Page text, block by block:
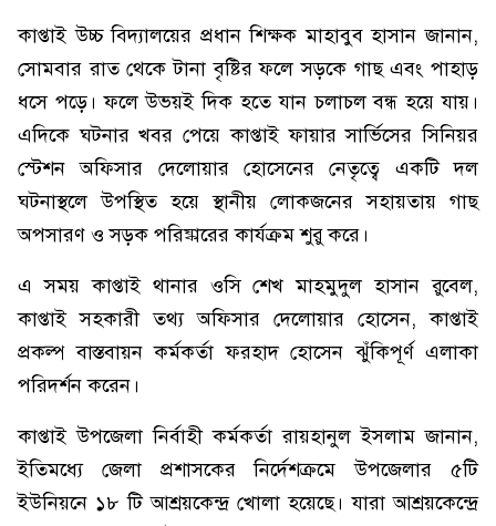
কাপ্তাই উচ্চ বিদ্যালয়ের প্রধান শিক্ষক মাহাবুব হাসান জানান,
সোমবার রাত থেকে টানা বৃষ্টির ফলে সড়কে গাছ এবং পাহাড়
ধসে পড়ে। ফলে উভয়ই দিক হতে যান চলাচল বন্ধ হয়ে যায়।
এদিকে ঘটনার খবর পেয়ে কাপ্তাই ফায়ার সার্ভিসের সিনিয়র
স্টেশন অফিসার দেলোয়ার হোসেনের নেতৃত্বে একটি দল
ঘটনাস্থলে উপস্থিত হয়ে স্থানীয় লোকজনের সহায়তায় গাছ
অপসারণ ও সড়ক পরিষ্কারের কার্যক্রম শুরু করে।
এ সময় কাপ্তাই থানার ওসি শেখ মাহমুদুল হাসান রুবেল,
কাপ্তাই সহকারী তথ্য অফিসার দেলোয়ার হোসেন, কাপ্তাই
প্রকল্প বাস্তবায়ন কর্মকর্তা ফরহাদ হোসেন ঝুঁকিপূর্ণ এলাকা
পরিদর্শন করেন।
কাপ্তাই উপজেলা নির্বাহী কর্মকর্তা রায়হানুল ইসলাম জানান,
ইতিমধ্যে জেলা প্রশাসকের নির্দেশক্রমে উপজেলার ৫টি
ইউনিয়নে ১৮ টি আশ্রয়কেন্দ্র খোলা হয়েছে। যারা আশ্রয়কেন্দ্রে